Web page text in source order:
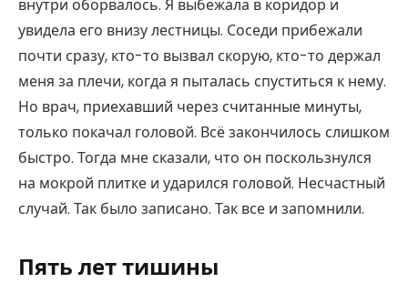
внутри оборвалось. Я выбежала в коридор и
увидела его внизу лестницы. Соседи прибежали
почти сразу, кто-то вызвал скорую, кто-то держал
меня за плечи, когда я пыталась спуститься к нему.
Но врач, приехавший через считанные минуты,
только покачал головой. Всё закончилось слишком
быстро. Тогда мне сказали, что он поскользнулся
на мокрой плитке и ударился головой. Несчастный
случай. Так было записано. Так все и запомнили.
Пять лет тишины